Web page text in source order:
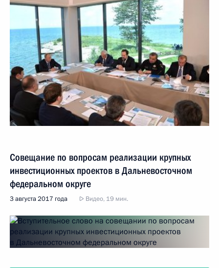
Совещание по вопросам реализации крупных
инвестиционных проектов в Дальневосточном
федеральном округе
3 августа 2017 года Видео, 19 мин.